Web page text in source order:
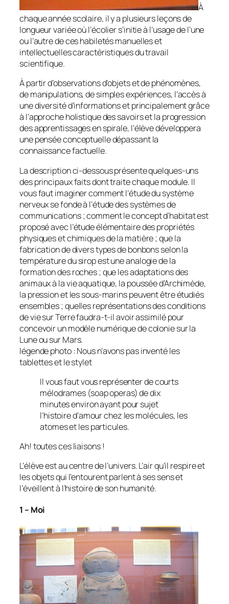
À
chaque année scolaire, il y a plusieurs leçons de
longueur variée où l’écolier s’initie à l’usage de l’une
ou l’autre de ces habiletés manuelles et
intellectuelles caractéristiques du travail
scientifique.
À partir d’observations d’objets et de phénomènes,
de manipulations, de simples expériences, l’accès à
une diversité d’informations et principalement grâce
à l’approche holistique des savoirs et la progression
des apprentissages en spirale, l’élève développera
une pensée conceptuelle dépassant la
connaissance factuelle.
La description ci-dessous présente quelques-uns
des principaux faits dont traite chaque module. Il
vous faut imaginer comment l’étude du système
nerveux se fonde à l’étude des systèmes de
communications ; comment le concept d’habitat est
proposé avec l’étude élémentaire des propriétés
physiques et chimiques de la matière ; que la
fabrication de divers types de bonbons selon la
température du sirop est une analogie de la
formation des roches ; que les adaptations des
animaux à la vie aquatique, la poussée d’Archimède,
la pression et les sous-marins peuvent être étudiés
ensembles ; quelles représentations des conditions
de vie sur Terre faudra-t-il avoir assimilé pour
concevoir un modèle numérique de colonie sur la
Lune ou sur Mars.
légende photo : Nous n’avons pas inventé les
tablettes et le stylet
Il vous faut vous représenter de courts
mélodrames (soap operas) de dix
minutes environ ayant pour sujet
l’histoire d’amour chez les molécules, les
atomes et les particules.
Ah! toutes ces liaisons !
L’élève est au centre de l’univers. L’air qu’il respire et
les objets qui l’entourent parlent à ses sens et
l’éveillent à l’histoire de son humanité.
1 – Moi